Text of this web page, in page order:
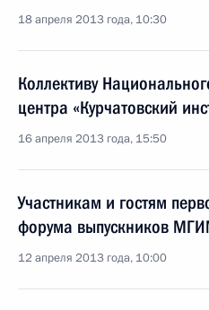
18 апреля 2013 года, 10:30
Коллективу
центра «Курчатовский
16 апреля 2013 года, 15:50
Участникам и гостям
форума выпускников
12 апреля 2013 года, 10:00